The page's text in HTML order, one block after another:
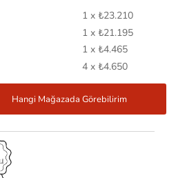
1 x ₺23.210
1 x ₺21.195
1 x ₺4.465
4 x ₺4.650
Hangi Mağazada Görebilirim